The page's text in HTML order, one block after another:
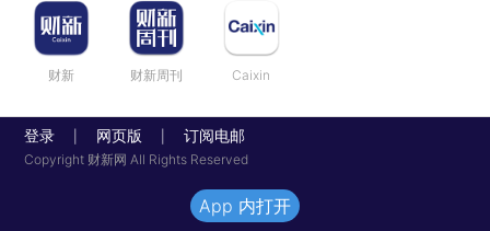
财新 财新周刊 Caixin
登录 网页版 订阅电邮
Copyright 财新网 All Rights Reserved
App 内打开